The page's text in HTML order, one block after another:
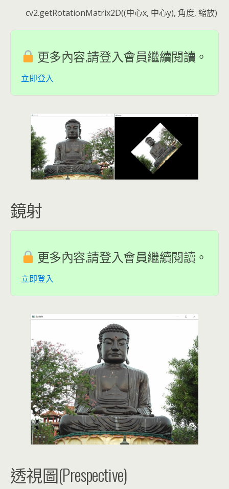
cv2.getRotationMatrix2D((中心x, 中心y), 角度, 縮放)
更多內容,請登入會員繼續閱讀。
立即登入
鏡射
更多內容,請登入會員繼續閱讀。
立即登入
透視圖(Prespective)